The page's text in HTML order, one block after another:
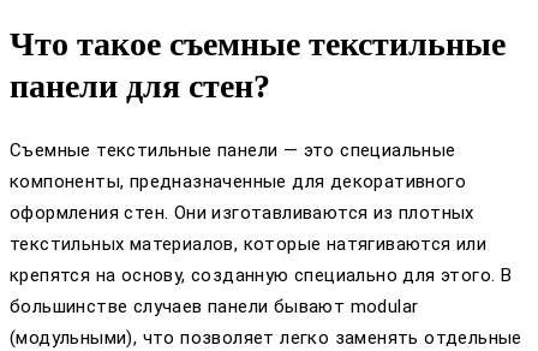
Что такое съемные текстильные
панели для стен?
Съемные текстильные панели — это специальные
компоненты, предназначенные для декоративного
оформления стен. Они изготавливаются из плотных
текстильных материалов, которые натягиваются или
крепятся на основу, созданную специально для этого. В
большинстве случаев панели бывают modular
(модульными), что позволяет легко заменять отдельные